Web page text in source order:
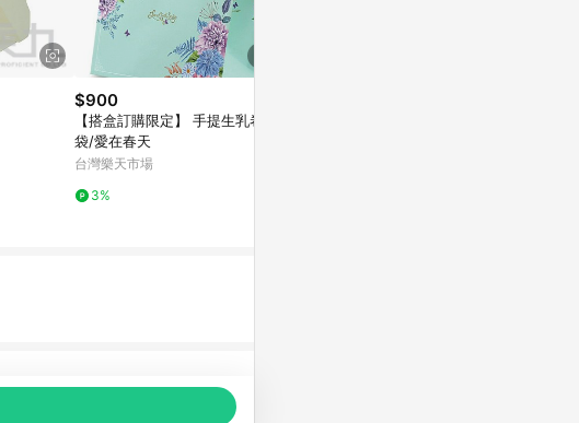
$900
【搭盒訂購限定】 手提生乳卷
袋/愛在春天
台灣樂天市場
3%
家的延伸商品推薦，商品資料更新會有
準。